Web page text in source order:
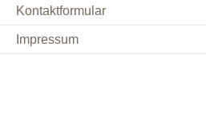
Kontaktformular
Impressum